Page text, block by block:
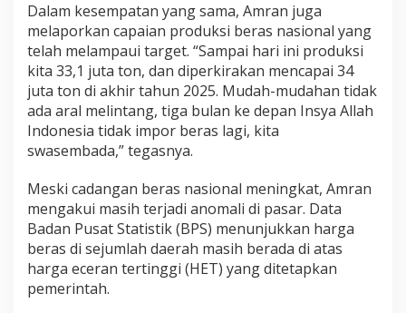
Dalam kesempatan yang sama, Amran juga
melaporkan capaian produksi beras nasional yang
telah melampaui target. “Sampai hari ini produksi
kita 33,1 juta ton, dan diperkirakan mencapai 34
juta ton di akhir tahun 2025. Mudah-mudahan tidak
ada aral melintang, tiga bulan ke depan Insya Allah
Indonesia tidak impor beras lagi, kita
swasembada,” tegasnya.
Meski cadangan beras nasional meningkat, Amran
mengakui masih terjadi anomali di pasar. Data
Badan Pusat Statistik (BPS) menunjukkan harga
beras di sejumlah daerah masih berada di atas
harga eceran tertinggi (HET) yang ditetapkan
pemerintah.